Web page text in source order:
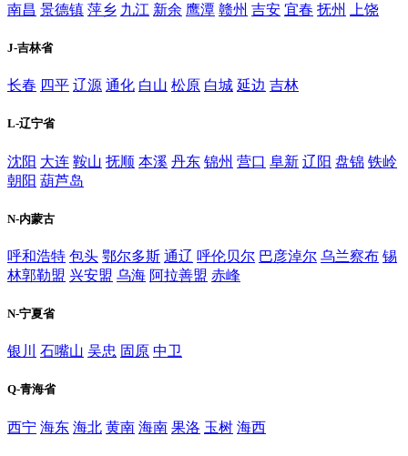
南昌 景德镇 萍乡 九江 新余 鹰潭 赣州 吉安 宜春 抚州 上饶
J-吉林省
长春 四平 辽源 通化 白山 松原 白城 延边 吉林
L-辽宁省
沈阳 大连 鞍山 抚顺 本溪 丹东 锦州 营口 阜新 辽阳 盘锦 铁岭
朝阳 葫芦岛
N-内蒙古
呼和浩特 包头 鄂尔多斯 通辽 呼伦贝尔 巴彦淖尔 乌兰察布 锡
林郭勒盟 兴安盟 乌海 阿拉善盟 赤峰
N-宁夏省
银川 石嘴山 吴忠 固原 中卫
Q-青海省
西宁 海东 海北 黄南 海南 果洛 玉树 海西